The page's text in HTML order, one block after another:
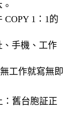
1：1的
手機、工作
工作就寫無即
舊台胞証正